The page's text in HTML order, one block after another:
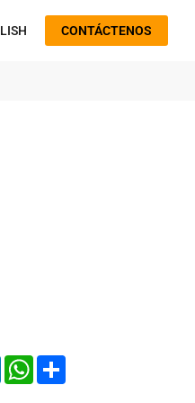
CONTÁCTENOS
LinkedInWhatsApp